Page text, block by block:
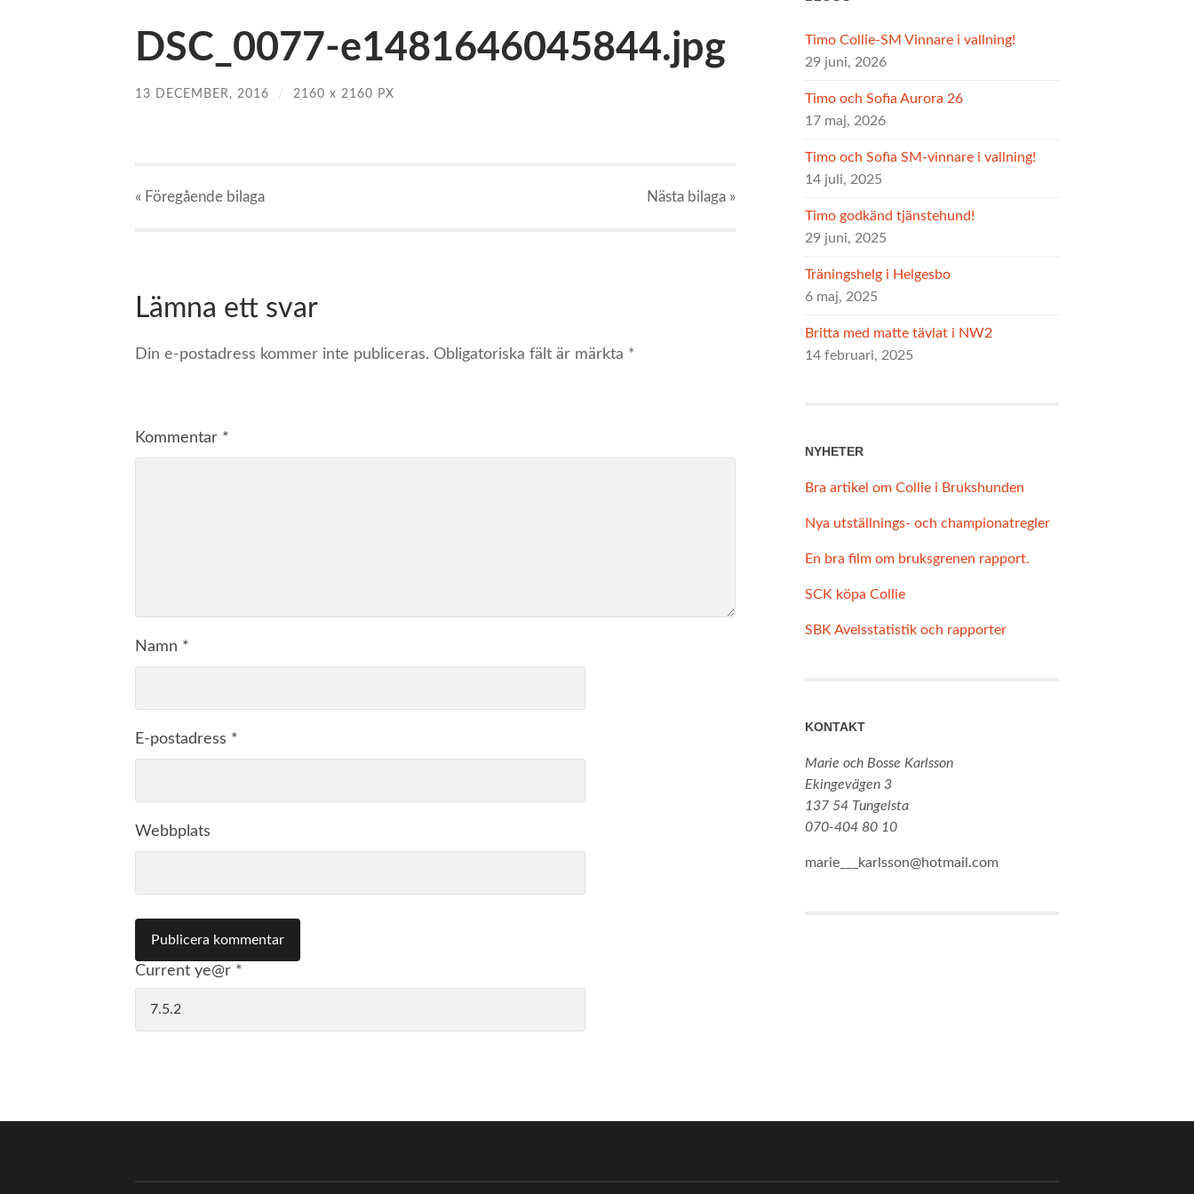
DSC_0077-e1481646045844.jpg
13 DECEMBER, 2016 / 2160 x 2160 PX
« Föregående bilaga Nästa bilaga »
Lämna ett svar
Din e-postadress kommer inte publiceras. Obligatoriska fält är märkta *
Kommentar *
Namn *
E-postadress *
Webbplats
Current ye@r *
Timo Collie-SM Vinnare i vallning!
29 juni, 2026
Timo och Sofia Aurora 26
17 maj, 2026
Timo och Sofia SM-vinnare i vallning!
14 juli, 2025
Timo godkänd tjänstehund!
29 juni, 2025
Träningshelg i Helgesbo
6 maj, 2025
Britta med matte tävlat i NW2
14 februari, 2025
NYHETER
Bra artikel om Collie i Brukshunden
Nya utställnings- och championatregler
En bra film om bruksgrenen rapport.
SCK köpa Collie
SBK Avelsstatistik och rapporter
KONTAKT
Marie och Bosse Karlsson
Ekingevägen 3
137 54 Tungelsta
070-404 80 10
marie___karlsson@hotmail.com